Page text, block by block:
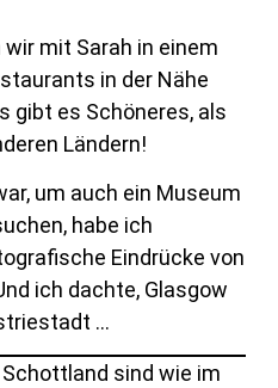
mit Sarah in einem
in der Nähe
gibt es Schöneres, als
Ländern!
um auch ein Museum
habe ich
Eindrücke von
ich dachte, Glasgow
…
sind wie im